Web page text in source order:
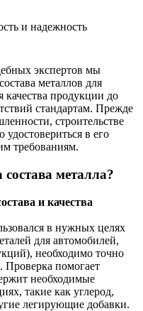
экспертов мы
металлов для
продукции до
стандартам. Прежде
строительстве
в его
требованиям.
металла?
и качества
в нужных целях
для автомобилей,
необходимо точно
Проверка помогает
необходимые
такие как углерод,
легирующие добавки.